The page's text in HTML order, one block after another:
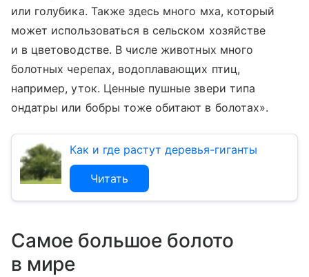
или голубика. Также здесь много мха, который
может использоваться в сельском хозяйстве
и в цветоводстве. В числе животных много
болотных черепах, водоплавающих птиц,
например, уток. Ценные пушные звери типа
ондатры или бобры тоже обитают в болотах».
Как и где растут деревья-гиганты
Читать
Самое большое болото
в мире